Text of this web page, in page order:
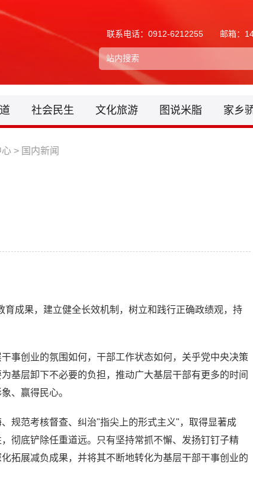
联系电话：0912-6212255 邮箱：
社会民生 文化旅游 图说米脂 家乡
心 > 国内新闻
成果，建立健全长效机制，树立和践行正确政绩观，持
事创业的氛围如何，干部工作状态如何，关乎党中央决策
基层卸下不必要的负担，推动广大基层干部有更多的时间
、赢得民心。
规范考核督查、纠治"指尖上的形式主义"，取得显著成
彻底铲除任重道远。只有坚持常抓不懈、发扬钉钉子精
拓展减负成果，并将其不断地转化为基层干部干事创业的